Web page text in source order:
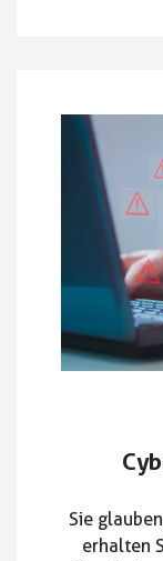
Sie
erhalten